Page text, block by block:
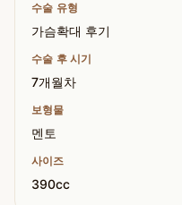
수술 유형
가슴확대 후기
수술 후 시기
7개월차
보형물
멘토
사이즈
390cc